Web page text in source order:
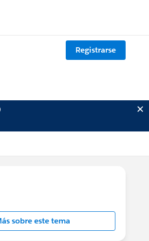
Registrarse
sobre este tema